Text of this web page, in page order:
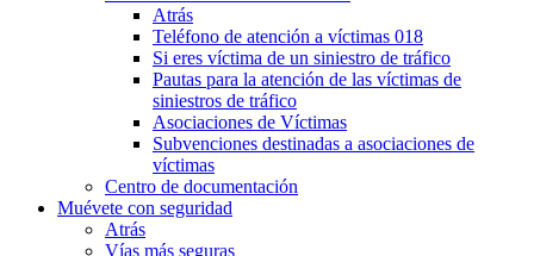
Atrás
Teléfono de atención a víctimas 018
Si eres víctima de un siniestro de tráfico
Pautas para la atención de las víctimas de
siniestros de tráfico
Asociaciones de Víctimas
Subvenciones destinadas a asociaciones de
víctimas
Centro de documentación
Muévete con seguridad
Atrás
Vías más seguras